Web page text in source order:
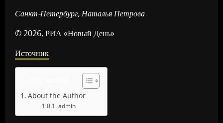
Санкт-Петербург, Наталья Петрова
© 2026, РИА «Новый День»
Источник
About the Author
admin